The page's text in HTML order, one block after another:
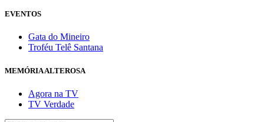
EVENTOS
Gata do Mineiro
Troféu Telê Santana
MEMÓRIA ALTEROSA
Agora na TV
TV Verdade